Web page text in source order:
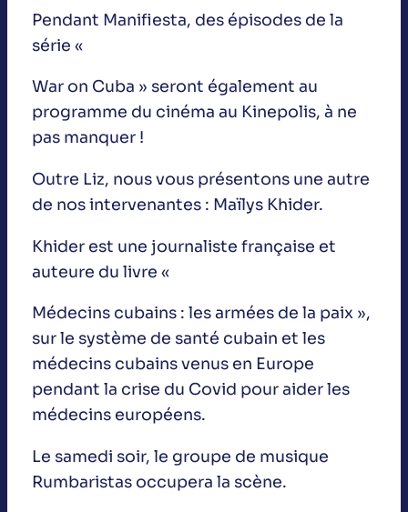
Pendant Manifiesta, des épisodes de la
série «
War on Cuba » seront également au
programme du cinéma au Kinepolis, à ne
pas manquer !
Outre Liz, nous vous présentons une autre
de nos intervenantes : Maïlys Khider.
Khider est une journaliste française et
auteure du livre «
Médecins cubains : les armées de la paix »,
sur le système de santé cubain et les
médecins cubains venus en Europe
pendant la crise du Covid pour aider les
médecins européens.
Le samedi soir, le groupe de musique
Rumbaristas occupera la scène.